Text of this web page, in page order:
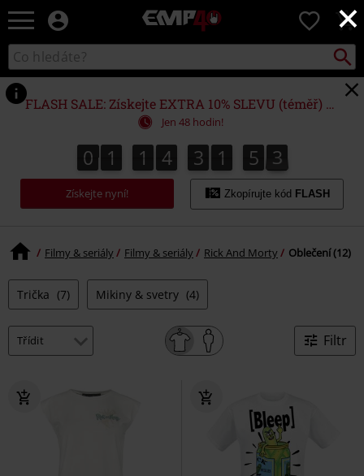
×
EMP
Hudba,
filmy
&
seriály,
Merch
pro
hráče,
Alternativní
0
Katalog
vyhledávání
FLASH SALE: Získejte EXTRA 10% SLEVU (téměř) NA VŠE*
Jen 48 hodin!
0
0 1
1 1
1 4
4 3
3 1
1 5
5 2
3
2
4
3
Získejte nyní! Zkopírujte kód FLASH
Filmy & seriály Filmy & seriály Rick And Morty Oblečení (12)
Trička (7) Mikiny & svetry (4)
Filtr